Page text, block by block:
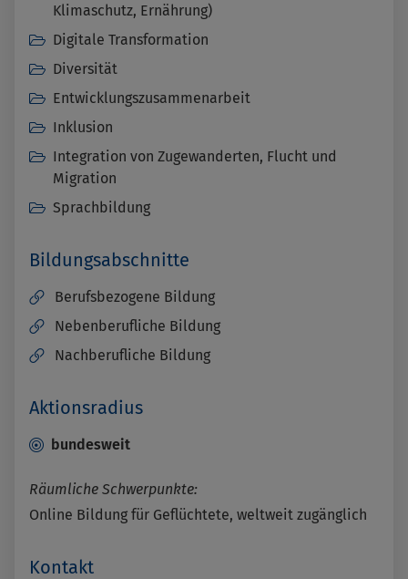
Klimaschutz, Ernährung)
Digitale Transformation
Diversität
Entwicklungszusammenarbeit
Inklusion
Integration von Zugewanderten, Flucht und
Migration
Sprachbildung
Bildungsabschnitte
Berufsbezogene Bildung
Nebenberufliche Bildung
Nachberufliche Bildung
Aktionsradius
bundesweit
Räumliche Schwerpunkte:
Online Bildung für Geflüchtete, weltweit zugänglich
Kontakt